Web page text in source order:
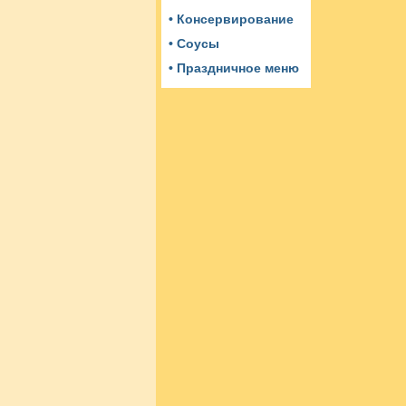
• Консервирование
• Соусы
• Праздничное меню